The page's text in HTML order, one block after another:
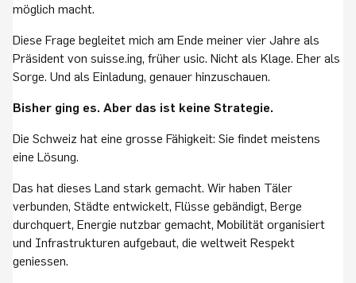
möglich macht.
Diese Frage begleitet mich am Ende meiner vier Jahre als
Präsident von suisse.ing, früher usic. Nicht als Klage. Eher als
Sorge. Und als Einladung, genauer hinzuschauen.
Bisher ging es. Aber das ist keine Strategie.
Die Schweiz hat eine grosse Fähigkeit: Sie findet meistens
eine Lösung.
Das hat dieses Land stark gemacht. Wir haben Täler
verbunden, Städte entwickelt, Flüsse gebändigt, Berge
durchquert, Energie nutzbar gemacht, Mobilität organisiert
und Infrastrukturen aufgebaut, die weltweit Respekt
geniessen.